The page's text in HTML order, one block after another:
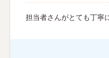
担当者さんがとても丁寧